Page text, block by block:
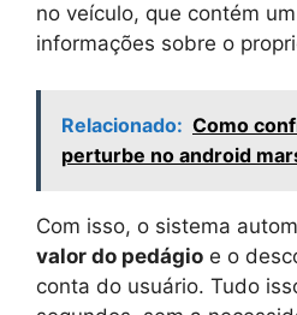
no veículo, que contém
informações sobre o
Relacionado: Como
perturbe no android
Com isso, o sistema
valor do pedágio e o
conta do usuário. Tudo